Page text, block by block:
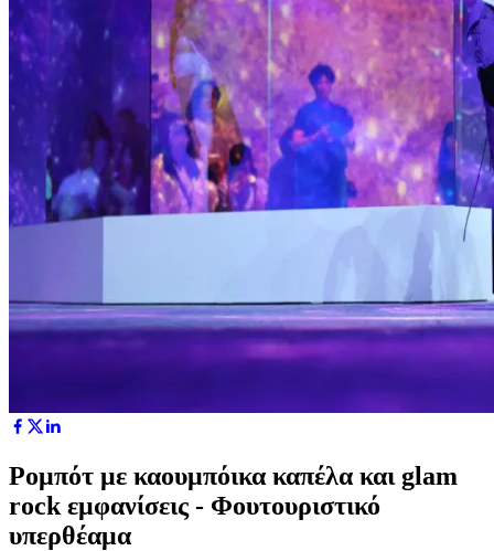
Ρομπότ με καουμπόικα καπέλα και glam
rock εμφανίσεις - Φουτουριστικό
υπερθέαμα